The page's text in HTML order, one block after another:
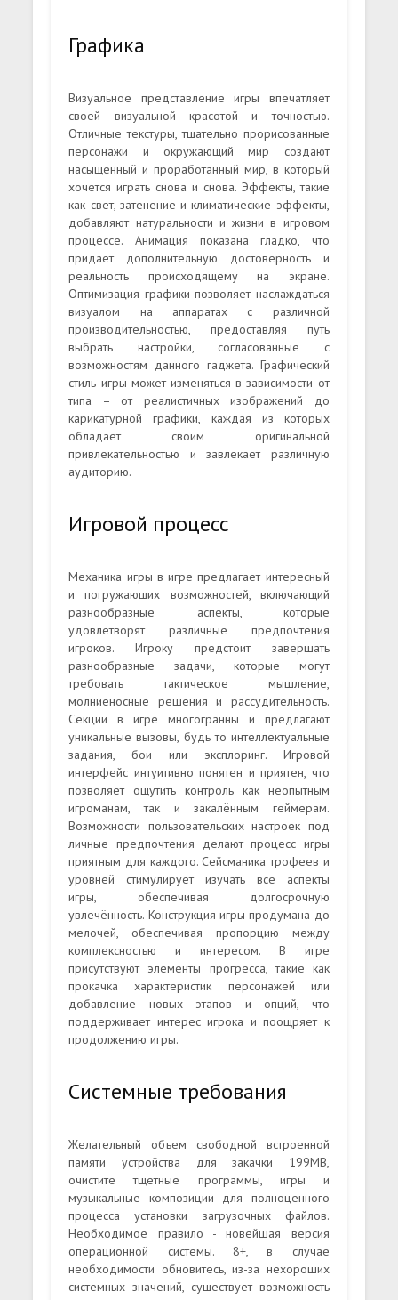
Графика
Визуальное представление игры впечатляет
своей визуальной красотой и точностью.
Отличные текстуры, тщательно прорисованные
персонажи и окружающий мир создают
насыщенный и проработанный мир, в который
хочется играть снова и снова. Эффекты, такие
как свет, затенение и климатические эффекты,
добавляют натуральности и жизни в игровом
процессе. Анимация показана гладко, что
придаёт дополнительную достоверность и
реальность происходящему на экране.
Оптимизация графики позволяет наслаждаться
визуалом на аппаратах с различной
производительностью, предоставляя путь
выбрать настройки, согласованные с
возможностям данного гаджета. Графический
стиль игры может изменяться в зависимости от
типа – от реалистичных изображений до
карикатурной графики, каждая из которых
обладает своим оригинальной
привлекательностью и завлекает различную
аудиторию.
Игровой процесс
Механика игры в игре предлагает интересный
и погружающих возможностей, включающий
разнообразные аспекты, которые
удовлетворят различные предпочтения
игроков. Игроку предстоит завершать
разнообразные задачи, которые могут
требовать тактическое мышление,
молниеносные решения и рассудительность.
Секции в игре многогранны и предлагают
уникальные вызовы, будь то интеллектуальные
задания, бои или эксплоринг. Игровой
интерфейс интуитивно понятен и приятен, что
позволяет ощутить контроль как неопытным
игроманам, так и закалённым геймерам.
Возможности пользовательских настроек под
личные предпочтения делают процесс игры
приятным для каждого. Сейсманика трофеев и
уровней стимулирует изучать все аспекты
игры, обеспечивая долгосрочную
увлечённость. Конструкция игры продумана до
мелочей, обеспечивая пропорцию между
комплексностью и интересом. В игре
присутствуют элементы прогресса, такие как
прокачка характеристик персонажей или
добавление новых этапов и опций, что
поддерживает интерес игрока и поощряет к
продолжению игры.
Системные требования
Желательный объем свободной встроенной
памяти устройства для закачки 199MB,
очистите тщетные программы, игры и
музыкальные композиции для полноценного
процесса установки загрузочных файлов.
Необходимое правило - новейшая версия
операционной системы. 8+, в случае
необходимости обновитесь, из-за нехороших
системных значений, существует возможность